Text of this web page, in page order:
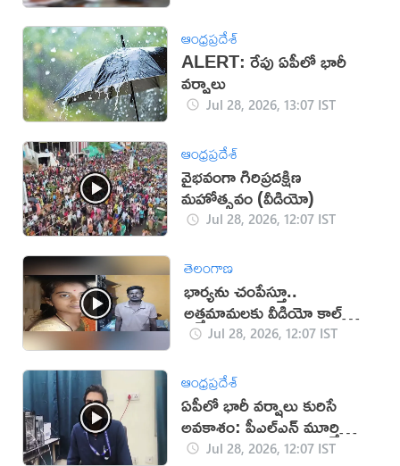
ఆంధ్రప్రదేశ్
ALERT: రేపు ఏపీలో భారీ
వర్షాలు
Jul 28, 2026, 13:07 IST
ఆంధ్రప్రదేశ్
వైభవంగా గిరిప్రదక్షిణ
మహోత్సవం (వీడియో)
Jul 28, 2026, 12:07 IST
తెలంగాణ
భార్యను చంపేస్తూ..
అత్తమామలకు వీడియో కాల్
చేసిన భర్త
Jul 28, 2026, 12:07 IST
ఆంధ్రప్రదేశ్
ఏపీలో భారీ వర్షాలు కురిసే
అవకాశం: పీఎల్‌ఎన్ మూర్తి
(వీడియో)
Jul 28, 2026, 12:07 IST